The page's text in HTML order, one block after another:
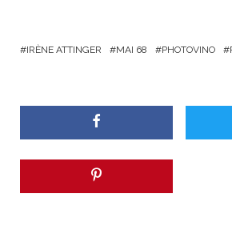
IRÈNE ATTINGER MAI 68 PHOTOVINO